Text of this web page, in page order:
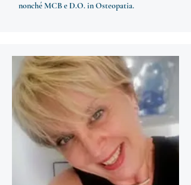
nonché MCB e D.O. in Osteopatia.